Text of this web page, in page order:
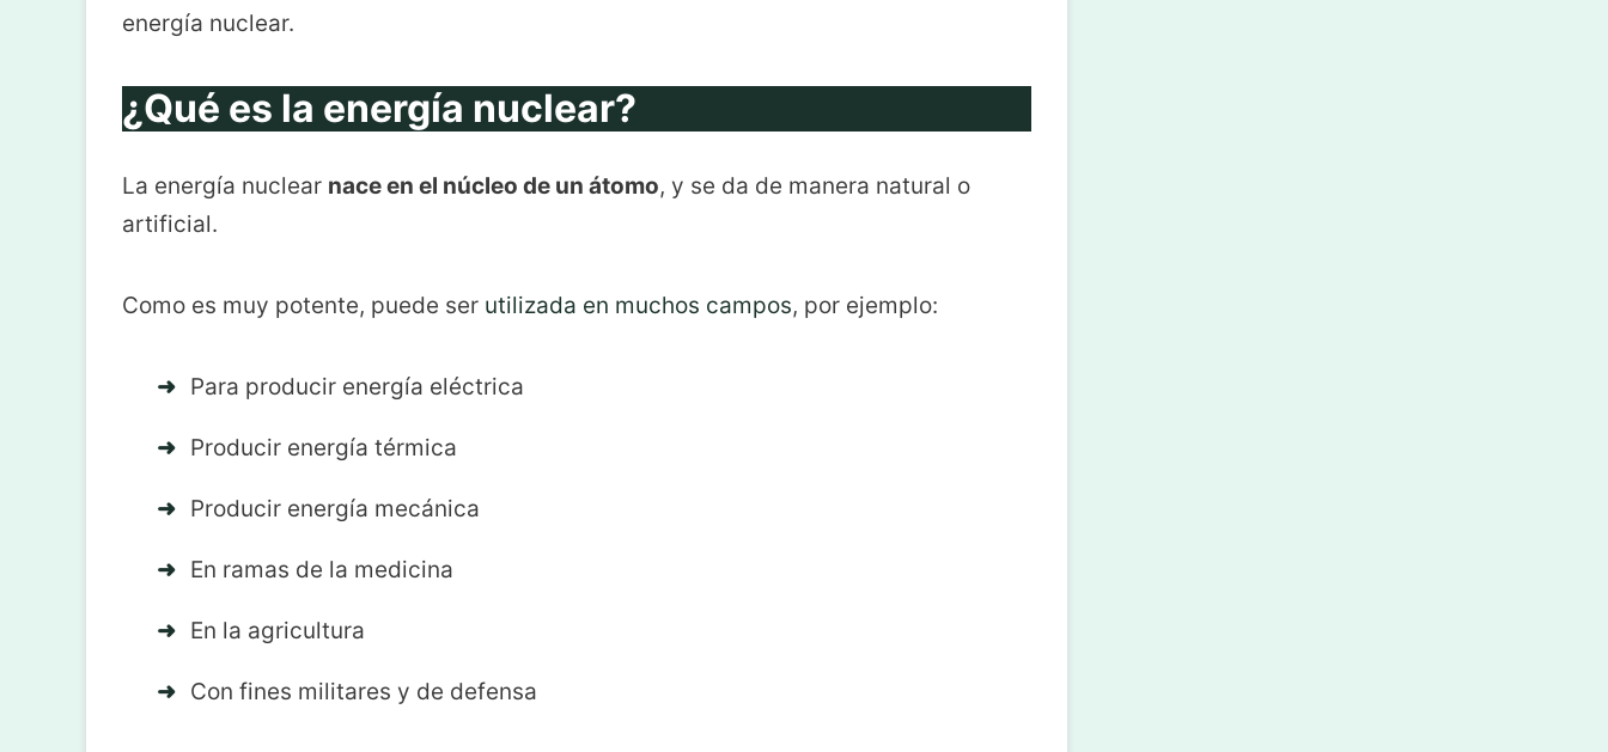
energía nuclear.
¿Qué es la energía nuclear?
La energía nuclear nace en el núcleo de un átomo, y se da de manera natural o
artificial.
Como es muy potente, puede ser utilizada en muchos campos, por ejemplo:
Para producir energía eléctrica
Producir energía térmica
Producir energía mecánica
En ramas de la medicina
En la agricultura
Con fines militares y de defensa